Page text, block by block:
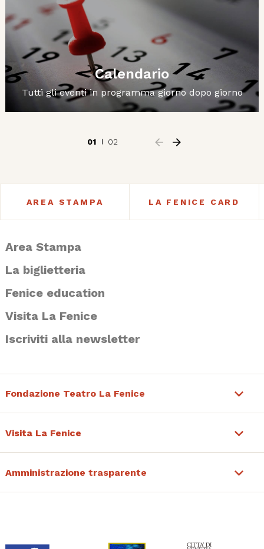
Calendario
Tutti gli eventi in programma giorno dopo giorno
01 02
AREA STAMPA LA FENICE CARD
Area Stampa
La biglietteria
Fenice education
Visita La Fenice
Iscriviti alla newsletter
Fondazione Teatro La Fenice
Visita La Fenice
Amministrazione trasparente